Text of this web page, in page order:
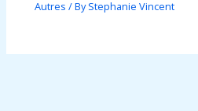
Autres / ByStephanie Vincent